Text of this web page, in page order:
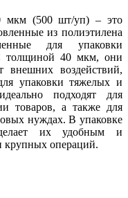
мкм (500 шт/уп) – это
из полиэтилена
для упаковки
толщиной 40 мкм, они
внешних воздействий,
упаковки тяжелых и
подходят для
товаров, а также для
нуждах. В упаковке
их удобным и
крупных операций.